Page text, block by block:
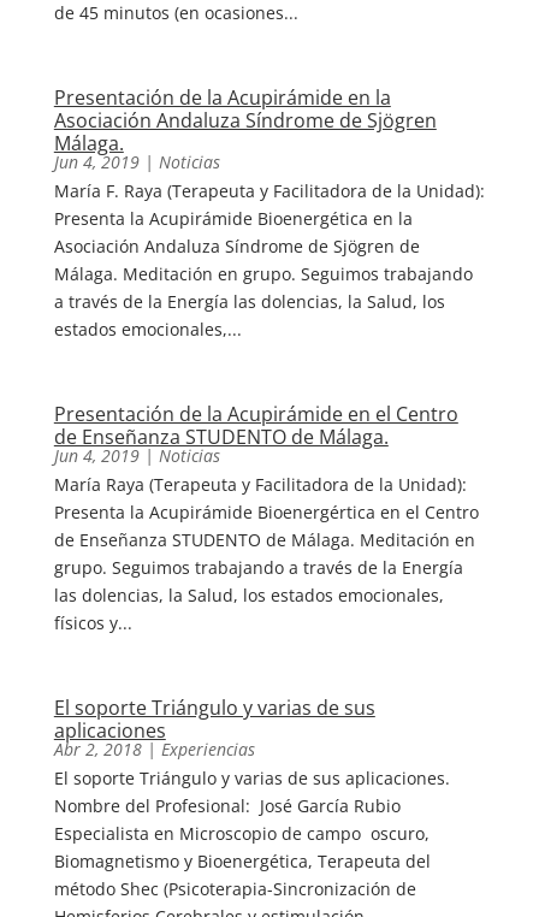
de 45 minutos (en ocasiones...
Presentación de la Acupirámide en la
Asociación Andaluza Síndrome de Sjögren
Málaga.
Jun 4, 2019| Noticias
María F. Raya (Terapeuta y Facilitadora de la Unidad):
Presenta la Acupirámide Bioenergética en la
Asociación Andaluza Síndrome de Sjögren de
Málaga. Meditación en grupo. Seguimos trabajando
a través de la Energía las dolencias, la Salud, los
estados emocionales,...
Presentación de la Acupirámide en el Centro
de Enseñanza STUDENTO de Málaga.
Jun 4, 2019| Noticias
María Raya (Terapeuta y Facilitadora de la Unidad):
Presenta la Acupirámide Bioenergértica en el Centro
de Enseñanza STUDENTO de Málaga. Meditación en
grupo. Seguimos trabajando a través de la Energía
las dolencias, la Salud, los estados emocionales,
físicos y...
El soporte Triángulo y varias de sus
aplicaciones
Abr 2, 2018| Experiencias
El soporte Triángulo y varias de sus aplicaciones.
Nombre del Profesional: José García Rubio
Especialista en Microscopio de campo oscuro,
Biomagnetismo y Bioenergética, Terapeuta del
método Shec (Psicoterapia-Sincronización de